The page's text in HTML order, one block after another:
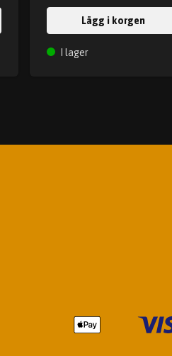
Lägg i korgen
I lager